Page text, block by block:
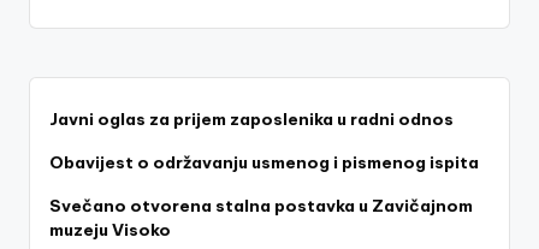
Javni oglas za prijem zaposlenika u radni odnos
Obavijest o održavanju usmenog i pismenog ispita
Svečano otvorena stalna postavka u Zavičajnom
muzeju Visoko